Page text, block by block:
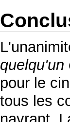
quelqu'un
pour le
tous les